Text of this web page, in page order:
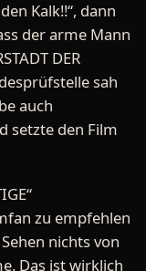
Kalk!!“, dann
der arme Mann
DER
sah
auch
setzte den Film
zu empfehlen
nichts von
Das ist wirklich